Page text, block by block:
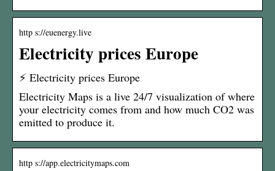
http s://euenergy.live
Electricity prices Europe
⚡️ Electricity prices Europe
Electricity Maps is a live 24/7 visualization of where
your electricity comes from and how much CO2 was
emitted to produce it.
http s://app.electricitymaps.com